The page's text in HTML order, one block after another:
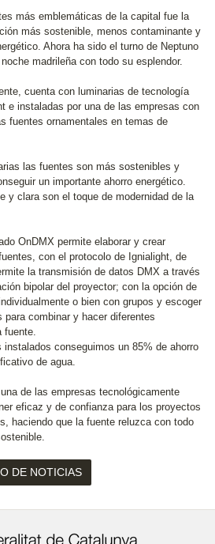
más emblemáticas de la capital fue la
más sostenible, menos contaminante y
Ahora ha sido el turno de Neptuno
madrileña con todo su esplendor.
cuenta con luminarias de tecnología
e instaladas por una de las empresas con
fuentes ornamentales en temas de
las fuentes son más sostenibles y
un importante ahorro energético.
y clara son el toque de modernidad de la
OnDMX permite elaborar y crear
con el protocolo de Ignialight, de
la transmisión de datos DMX a través
bipolar del proyector; con la opción de
o bien con grupos y escoger
combinar y hacer diferentes
fuente.
conseguimos un 85% de ahorro
de agua.
de las empresas tecnológicamente
eficaz y de confianza para los proyectos
haciendo que la fuente reluzca con todo
DE NOTICIAS